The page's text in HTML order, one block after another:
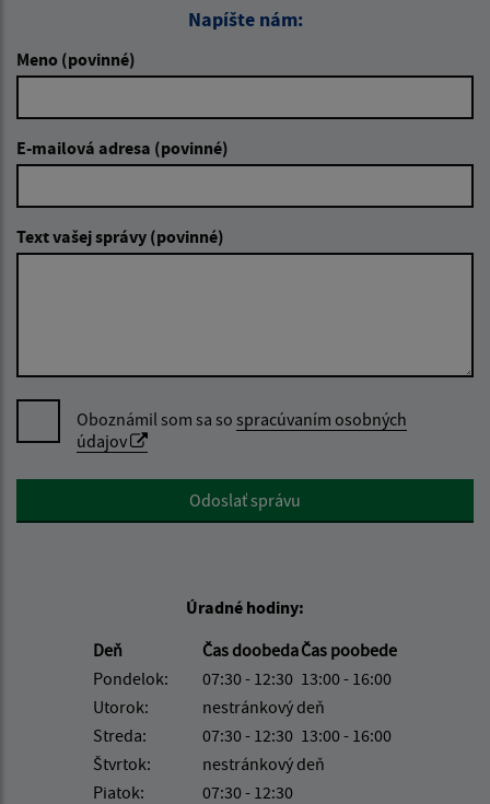
Napíšte nám:
Meno (povinné)
E-mailová adresa (povinné)
Text vašej správy (povinné)
Oboznámil som sa so spracúvaním osobných
údajov
Google reCaptcha ResponseOdoslať správu
Úradné hodiny:
Deň
Čas doobedaČas poobede
Pondelok:
07:30 - 12:30 13:00 - 16:00
Utorok:
nestránkový deň
Streda:
07:30 - 12:30 13:00 - 16:00
Štvrtok:
nestránkový deň
Piatok:
07:30 - 12:30